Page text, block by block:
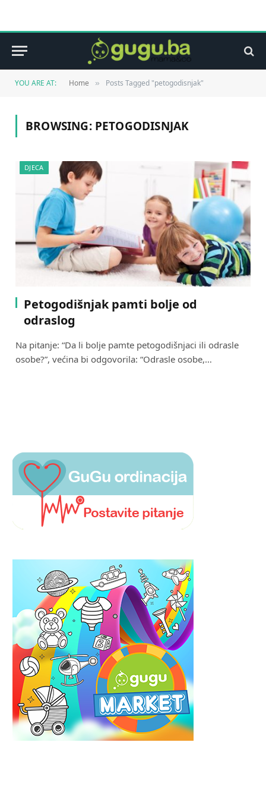
YOU ARE AT: Home » Posts Tagged "petogodisnjak"
BROWSING: PETOGODISNJAK
DJECA
Petogodišnjak pamti bolje od
odraslog
Na pitanje: “Da li bolje pamte petogodišnjaci ili odrasle
osobe?”, većina bi odgovorila: “Odrasle osobe,…